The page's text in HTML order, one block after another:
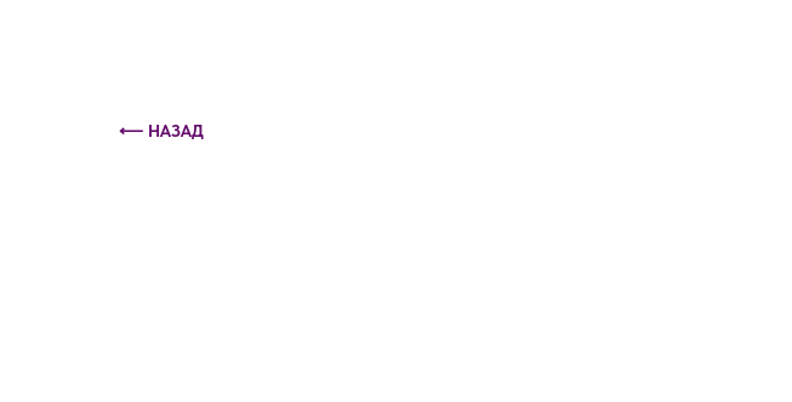
⟵ НАЗАД